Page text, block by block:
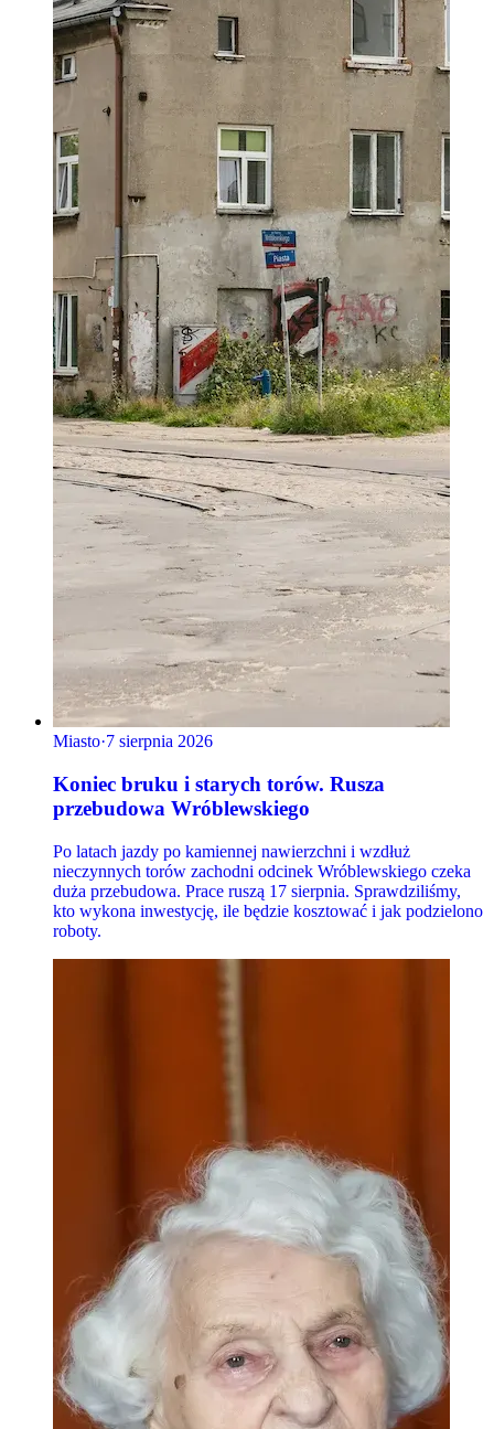
Miasto·7 sierpnia 2026
Koniec bruku i starych torów. Rusza
przebudowa Wróblewskiego
Po latach jazdy po kamiennej nawierzchni i wzdłuż
nieczynnych torów zachodni odcinek Wróblewskiego czeka
duża przebudowa. Prace ruszą 17 sierpnia. Sprawdziliśmy,
kto wykona inwestycję, ile będzie kosztować i jak podzielono
roboty.